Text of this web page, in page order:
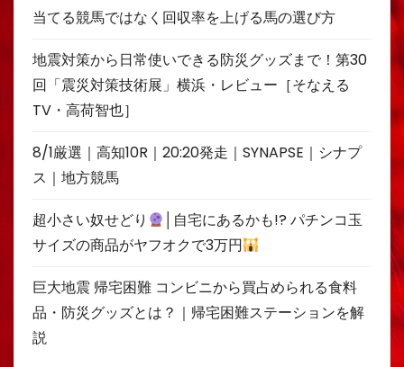
当てる競馬ではなく回収率を上げる馬の選び方
地震対策から日常使いできる防災グッズまで！第30
回「震災対策技術展」横浜・レビュー［そなえる
TV・高荷智也］
8/1厳選｜高知10R｜20:20発走｜SYNAPSE｜シナプ
ス｜地方競馬
超小さい奴せどり
│自宅にあるかも!? パチンコ玉
サイズの商品がヤフオクで3万円
巨大地震 帰宅困難 コンビニから買占められる食料
品・防災グッズとは？｜帰宅困難ステーションを解
説